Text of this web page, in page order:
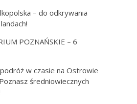
– do odkrywania
POZNAŃSKIE – 6
w czasie na Ostrowie
średniowiecznych